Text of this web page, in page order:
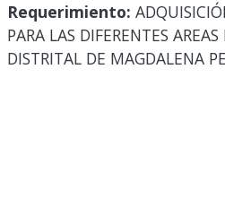
Requerimiento:
PARA LAS DIFERENTES
DISTRITAL DE MAGDALENA